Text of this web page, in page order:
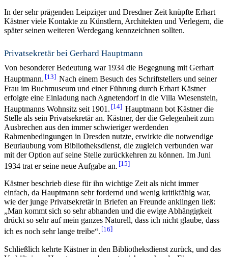
In der sehr prägenden Leipziger und Dresdner Zeit knüpfte Erhart
Kästner viele Kontakte zu Künstlern, Architekten und Verlegern, die
später seinen weiteren Werdegang kennzeichnen sollten.
Privatsekretär bei Gerhard Hauptmann
Von besonderer Bedeutung war 1934 die Begegnung mit Gerhart
Hauptmann. 13
Nach einem Besuch des Schriftstellers und seiner
Frau im Buchmuseum und einer Führung durch Erhart Kästner
erfolgte eine Einladung nach Agnetendorf in die Villa Wiesenstein,
Hauptmanns Wohnsitz seit 1901. 14
Hauptmann bot Kästner die
Stelle als sein Privatsekretär an. Kästner, der die Gelegen­heit zum
Ausbrechen aus den immer schwieriger werdenden
Rahmenbedingungen in Dres­den nutzte, erwirkte die notwendige
Beurlaubung vom Bibliotheksdienst, die zugleich verbunden war
mit der Option auf seine Stelle zurückkehren zu können. Im Juni
1934 trat er seine neue Aufgabe an. 15
Kästner beschrieb diese für ihn wichtige Zeit als nicht immer
einfach, da Hauptmann sehr fordernd und wenig kritikfähig war,
wie der junge Privatsekretär in Briefen an Freunde anklingen ließ:
„Man kommt sich so sehr abhanden und die ewige Abhängigkeit
drückt so sehr auf mein ganzes Naturell, dass ich nicht glaube, dass
ich es noch sehr lange treibe“. 16
Schließlich kehrte Kästner in den Bibliotheksdienst zurück, und das